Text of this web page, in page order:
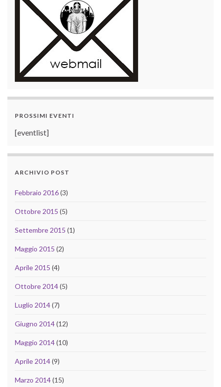
PROSSIMI EVENTI
[eventlist]
ARCHIVIO POST
Febbraio 2016(3)
Ottobre 2015 (5)
Settembre 2015 (1)
Maggio 2015 (2)
Aprile 2015 (4)
Ottobre 2014(5)
Luglio 2014(7)
Giugno 2014(12)
Maggio 2014(10)
Aprile 2014(9)
Marzo 2014(15)